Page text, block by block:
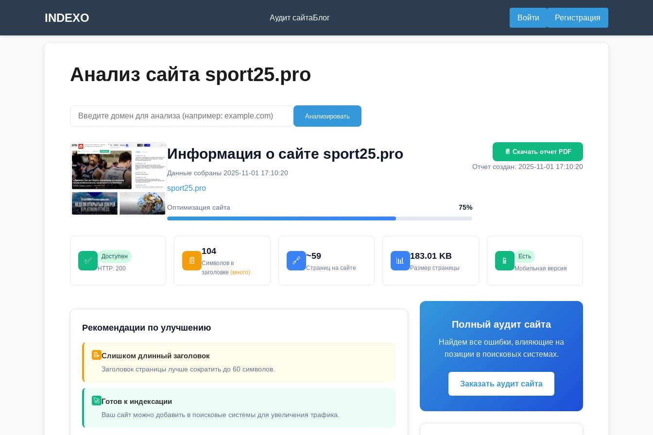
INDEXO Аудит сайтаБлог Войти Регистрация
Анализ сайта sport25.pro
Анализировать
Информация о сайте sport25.pro
Данные собраны 2025-11-01 17:10:20
sport25.pro
Оптимизация сайта 75%
📄 Скачать отчет PDF
Отчет создан: 2025-11-01 17:10:20
✅
Доступен
HTTP: 200
📄
104
Символов в
заголовке(много)
🔗
~59
Страниц на сайте
📊
183.01 KB
Размер страницы
📱
Есть
Мобильная версия
Рекомендации по улучшению
📝 Слишком длинный заголовок
Заголовок страницы лучше сократить до 60 символов.
🚀 Готов к индексации
Ваш сайт можно добавить в поисковые системы для увеличения трафика.
Полный аудит сайта
Найдем все ошибки, влияющие на
позиции в поисковых системах.
Заказать аудит сайта